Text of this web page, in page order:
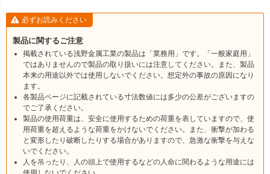
必ずお読みください
製品に関するご注意
掲載されている浅野金属工業の製品は「業務用」です。「一般家庭用」
ではありませんので製品の取り扱いには注意してください。また、製品
本来の用途以外では使用しないでください。想定外の事故の原因になり
ます。
各製品ページに記載されている寸法数値には多少の公差がございますの
でご了承ください。
製品の使用荷重は、安全に使用するための荷重を表していますので、使
用荷重を超えるような荷重をかけないでください。また、衝撃が加わる
と変形したり破断したりする場合がありますので、急激な衝撃を与えな
いでください。
人を吊ったり、人の頭上で使用するなどの人命に関わるような用途には